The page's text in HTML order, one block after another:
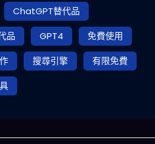
ChatGPT替代品
品
GPT4
免費使用
搜尋引擎
有限免費